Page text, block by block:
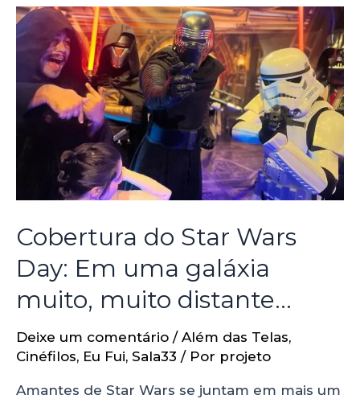
Cobertura do Star Wars
Day: Em uma galáxia
muito, muito distante…
Deixe um comentário / Além das Telas,
Cinéfilos, Eu Fui, Sala33 / Por projeto
Amantes de Star Wars se juntam em mais um